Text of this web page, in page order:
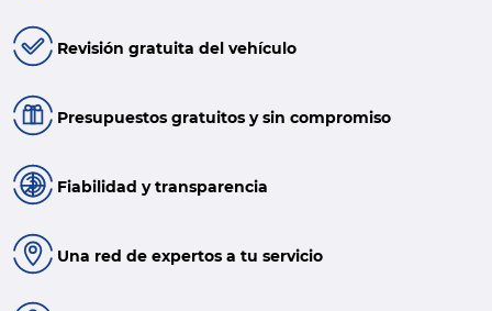
Revisión gratuita del vehículo
Presupuestos gratuitos y sin compromiso
Fiabilidad y transparencia
Una red de expertos a tu servicio